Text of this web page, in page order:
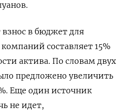
в бюджет для
составляет 15%
актива. По словам двух
предложено увеличить
Еще один источник
не идет,